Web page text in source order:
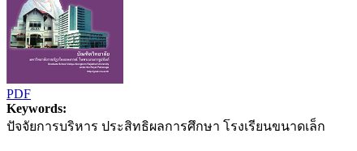
PDF
Keywords:
ปัจจัยการบริหาร ประสิทธิผลการศึกษา โรงเรียนขนาดเล็ก